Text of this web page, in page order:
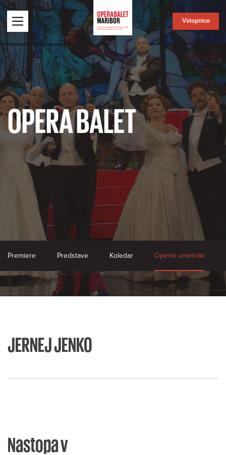
Vstopnice
OPERA BALET
Premiere Predstave Koledar Operni umetniki
JERNEJ JENKO
Nastopa v